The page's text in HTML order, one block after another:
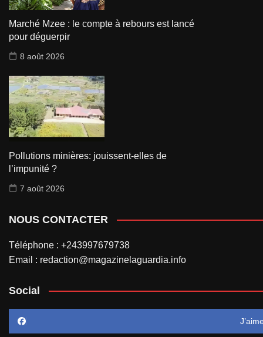
Marché Mzee : le compte à rebours est lancé
pour déguerpir
8 août 2026
Pollutions minières: jouissent-elles de
l’impunité ?
7 août 2026
NOUS CONTACTER
Téléphone : +243997679738
Email : redaction@magazinelaguardia.info
Social